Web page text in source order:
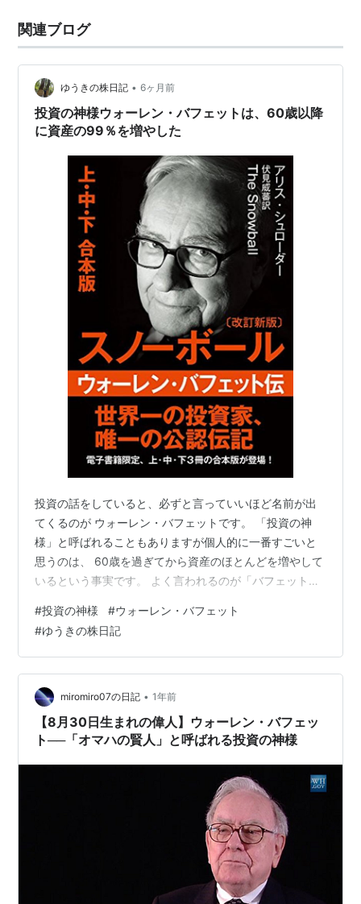
関連ブログ
ゆうきの株日記 • 6ヶ月前
投資の神様ウォーレン・バフェットは、60歳以降
に資産の99％を増やした
投資の話をしていると、必ずと言っていいほど名前が出
てくるのが ウォーレン・バフェットです。 「投資の神
様」と呼ばれることもありますが個人的に一番すごいと
思うのは、 60歳を過ぎてから資産のほとんどを増やして
いるという事実です。 よく言われるのが「バフェットは
くと、 「そんなの天才だからでしょ」 「自分とは世界が
違う」 と思ってしまいがちです。 でも、この話の本質は
そこではありません。 バフェットは60歳から急に覚醒し
て資産を増やしたわけではありません。 バフェットは、
60歳を境に突然すごい投資を始めたわけではありませ
ん。 若い頃からやってい…
#投資の神様 #ウォーレン・バフェット
#ゆうきの株日記
miromiro07の日記 • 1年前
【8月30日生まれの偉人】ウォーレン・バフェッ
ト──「オマハの賢人」と呼ばれる投資の神様